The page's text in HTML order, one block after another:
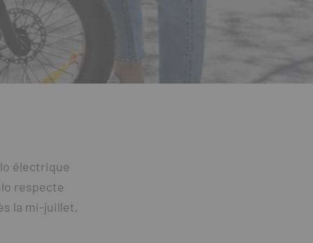
électrique
respecte
la mi-juillet,